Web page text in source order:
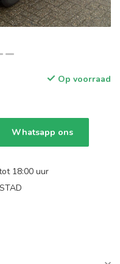
Op voorraad
Whatsapp ons
18:00 uur